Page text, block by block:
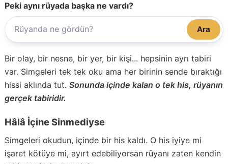
Peki aynı rüyada başka ne vardı?
Ara
Bir olay, bir nesne, bir yer, bir kişi... hepsinin ayrı tabiri
var. Simgeleri tek tek oku ama her birinin sende bıraktığı
hissi aklında tut. Sonunda içinde kalan o tek his, rüyanın
gerçek tabiridir.
Hâlâ İçine Sinmediyse
Simgeleri okudun, içinde bir his kaldı. O his iyiye mi
işaret kötüye mi, ayırt edebiliyorsan rüyanı zaten kendin